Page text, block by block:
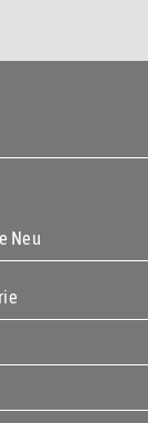
Neu